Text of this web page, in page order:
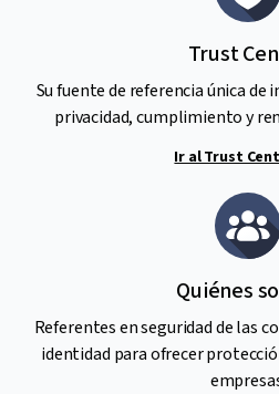
Trust
Su fuente de referencia única de
privacidad, cumplimiento y
Ir al Trust
Quiénes
Referentes en seguridad de las
identidad para ofrecer